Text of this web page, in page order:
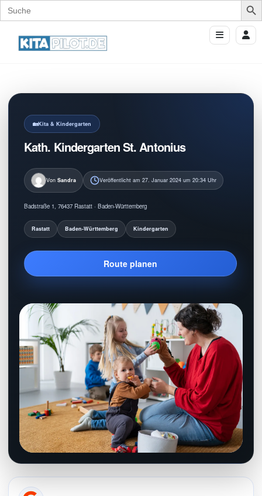
Search
for:
Kita & Kindergarten
Kath. Kindergarten St. Antonius
Von Sandra Veröffentlicht am 27. Januar 2024 um 20:34 Uhr
Badstraße 1, 76437 Rastatt · Baden-Württemberg
Rastatt Baden-Württemberg Kindergarten
Route planen